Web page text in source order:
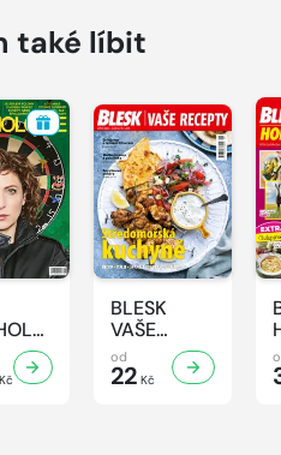
také líbit
Kč
BLESK
VAŠE
RECEPTY -
8/2026
od
22 Kč